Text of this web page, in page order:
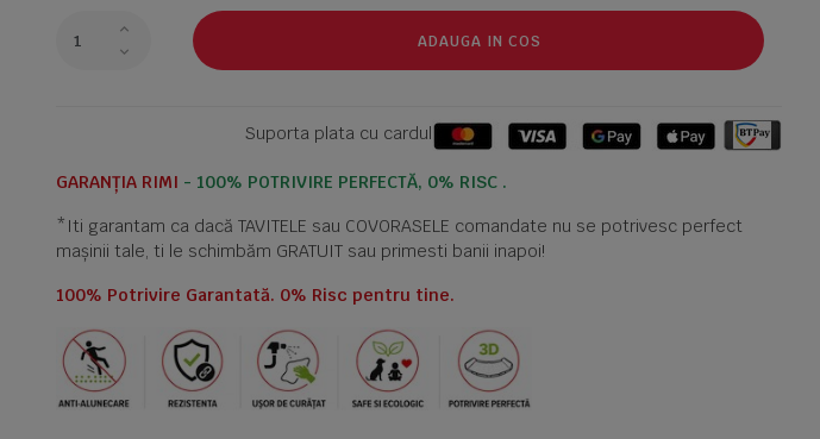
ADAUGA IN COS
Suporta plata cu cardul
GARANȚIA RIMI - 100% POTRIVIRE PERFECTĂ, 0% RISC .
*Iti garantam ca dacă TAVITELE sau COVORASELE comandate nu se potrivesc perfect
mașinii tale, ti le schimbăm GRATUIT sau primesti banii inapoi!
100% Potrivire Garantată. 0% Risc pentru tine.